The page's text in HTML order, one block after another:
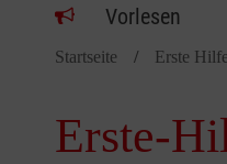
Vorlesen
Startseite Erste Hilfe
Erste-